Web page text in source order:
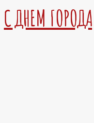
С ДНЕМ